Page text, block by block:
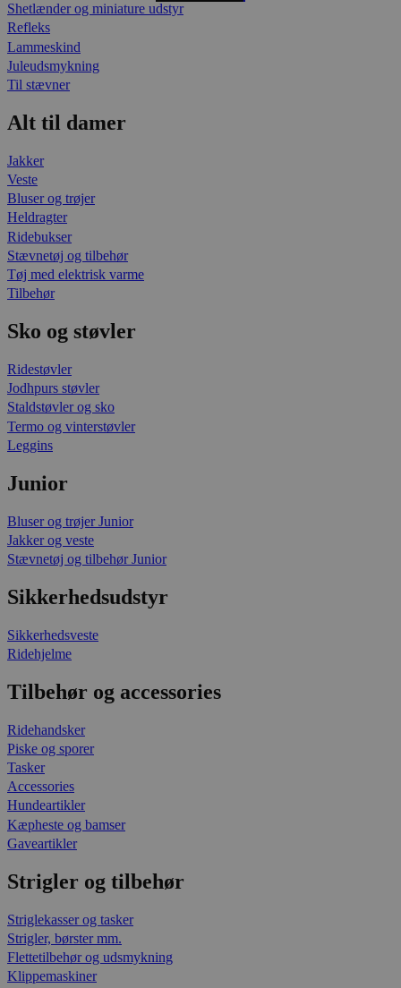
Shetlænder og miniature udstyr
Refleks
Lammeskind
Juleudsmykning
Til stævner
Alt til damer
Jakker
Veste
Bluser og trøjer
Heldragter
Ridebukser
Stævnetøj og tilbehør
Tøj med elektrisk varme
Tilbehør
Sko og støvler
Ridestøvler
Jodhpurs støvler
Staldstøvler og sko
Termo og vinterstøvler
Leggins
Junior
Bluser og trøjer Junior
Jakker og veste
Stævnetøj og tilbehør Junior
Sikkerhedsudstyr
Sikkerhedsveste
Ridehjelme
Tilbehør og accessories
Ridehandsker
Piske og sporer
Tasker
Accessories
Hundeartikler
Kæpheste og bamser
Gaveartikler
Strigler og tilbehør
Striglekasser og tasker
Strigler, børster mm.
Flettetilbehør og udsmykning
Klippemaskiner